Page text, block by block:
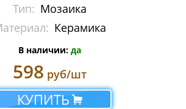
Mir Mosaic
NSmosaic
Crystal Series
Econom Monocolor
Тип: Мозаика
Керамика
В наличии: да
598 руб/шт
КУПИТЬ